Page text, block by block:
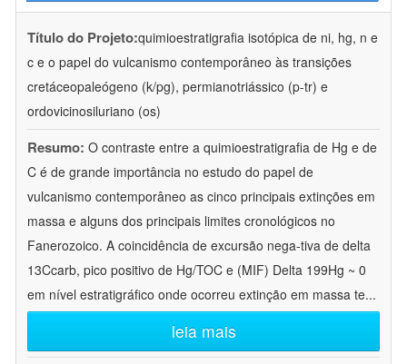
Título do Projeto:quimioestratigrafia isotópica de ni, hg, n e
c e o papel do vulcanismo contemporâneo às transições
cretáceopaleógeno (k/pg), permianotriássico (p-tr) e
ordovicinosiluriano (os)
Resumo: O contraste entre a quimioestratigrafia de Hg e de
C é de grande importância no estudo do papel de
vulcanismo contemporâneo as cinco principais extinções em
massa e alguns dos principais limites cronológicos no
Fanerozoico. A coincidência de excursão nega-tiva de delta
13Ccarb, pico positivo de Hg/TOC e (MIF) Delta 199Hg ~ 0
em nível estratigráfico onde ocorreu extinção em massa te...
leia mais